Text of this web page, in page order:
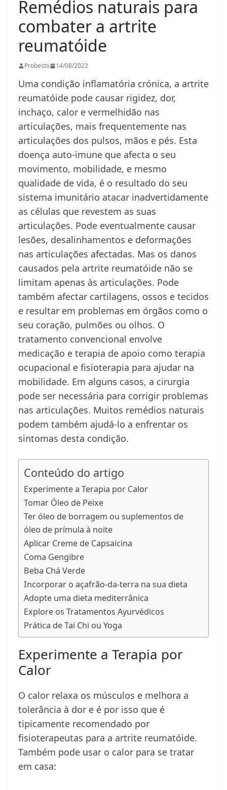
Remédios naturais para
combater a artrite
reumatóide
Probesto 14/08/2022
Uma condição inflamatória crónica, a artrite
reumatóide pode causar rigidez, dor,
inchaço, calor e vermelhidão nas
articulações, mais frequentemente nas
articulações dos pulsos, mãos e pés. Esta
doença auto-imune que afecta o seu
movimento, mobilidade, e mesmo
qualidade de vida, é o resultado do seu
sistema imunitário atacar inadvertidamente
as células que revestem as suas
articulações. Pode eventualmente causar
lesões, desalinhamentos e deformações
nas articulações afectadas. Mas os danos
causados pela artrite reumatóide não se
limitam apenas às articulações. Pode
também afectar cartilagens, ossos e tecidos
e resultar em problemas em órgãos como o
seu coração, pulmões ou olhos. O
tratamento convencional envolve
medicação e terapia de apoio como terapia
ocupacional e fisioterapia para ajudar na
mobilidade. Em alguns casos, a cirurgia
pode ser necessária para corrigir problemas
nas articulações. Muitos remédios naturais
podem também ajudá-lo a enfrentar os
sintomas desta condição.
Conteúdo do artigo
Experimente a Terapia por Calor
Tomar Óleo de Peixe
Ter óleo de borragem ou suplementos de
óleo de prímula à noite
Aplicar Creme de Capsaicina
Coma Gengibre
Beba Chá Verde
Incorporar o açafrão-da-terra na sua dieta
Adopte uma dieta mediterrânica
Explore os Tratamentos Ayurvédicos
Prática de Tai Chi ou Yoga
Experimente a Terapia por
Calor
O calor relaxa os músculos e melhora a
tolerância à dor e é por isso que é
tipicamente recomendado por
fisioterapeutas para a artrite reumatóide.
Também pode usar o calor para se tratar
em casa: